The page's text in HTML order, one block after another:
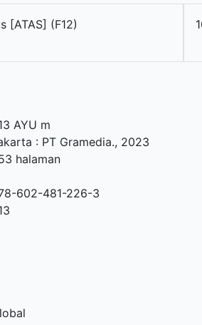
[ATAS] (F12)
AYU m
: PT Gramedia., 2023
halaman
602-481-226-3